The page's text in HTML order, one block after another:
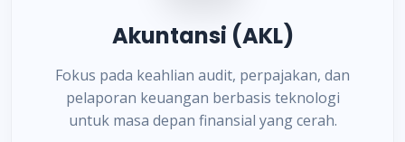
Akuntansi (AKL)
Fokus pada keahlian audit, perpajakan, dan
pelaporan keuangan berbasis teknologi
untuk masa depan finansial yang cerah.